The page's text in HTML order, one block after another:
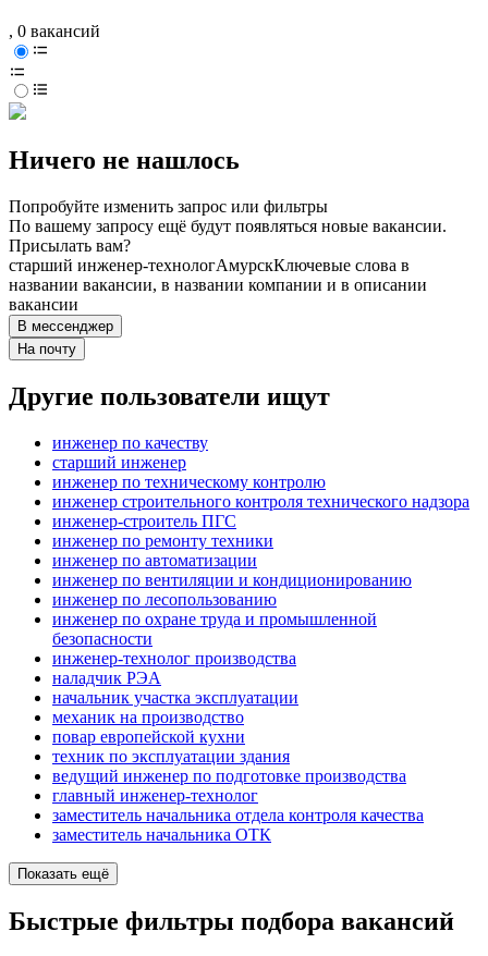
, 0 вакансий
Ничего не нашлось
Попробуйте изменить запрос или фильтры
По вашему запросу ещё будут появляться новые вакансии.
Присылать вам?
старший инженер-технологАмурскКлючевые слова в
названии вакансии, в названии компании и в описании
вакансии
В мессенджер
На почту
Другие пользователи ищут
инженер по качеству
старший инженер
инженер по техническому контролю
инженер строительного контроля технического надзора
инженер-строитель ПГС
инженер по ремонту техники
инженер по автоматизации
инженер по вентиляции и кондиционированию
инженер по лесопользованию
инженер по охране труда и промышленной
безопасности
инженер-технолог производства
наладчик РЭА
начальник участка эксплуатации
механик на производство
повар европейской кухни
техник по эксплуатации здания
ведущий инженер по подготовке производства
главный инженер-технолог
заместитель начальника отдела контроля качества
заместитель начальника ОТК
Показать ещё
Быстрые фильтры подбора вакансий